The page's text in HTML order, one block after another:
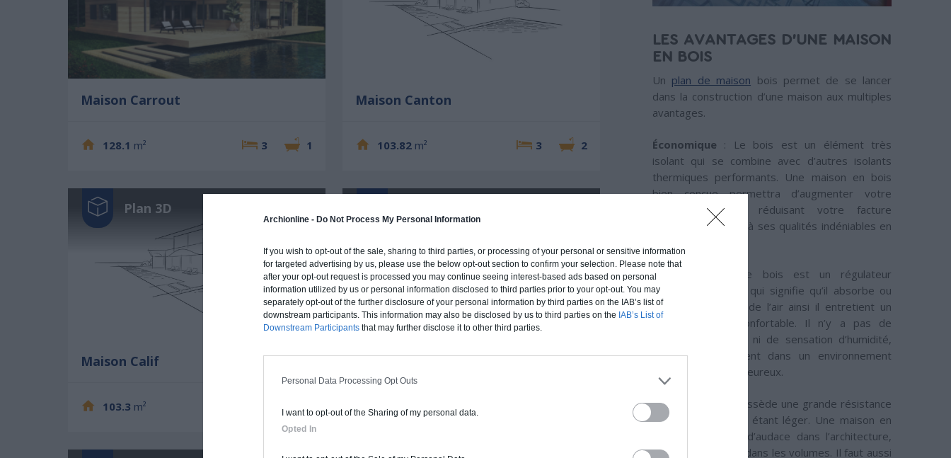
Archionline - Do Not Process My Personal Information
If you wish to opt-out of the sale, sharing to third parties, or processing of your personal or sensitive information
for targeted advertising by us, please use the below opt-out section to confirm your selection. Please note that
after your opt-out request is processed you may continue seeing interest-based ads based on personal
information utilized by us or personal information disclosed to third parties prior to your opt-out. You may
separately opt-out of the further disclosure of your personal information by third parties on the IAB’s list of
downstream participants. This information may also be disclosed by us to third parties on the IAB’s List of
Downstream Participants that may further disclose it to other third parties.
Personal Data Processing Opt Outs
I want to opt-out of the Sharing of my personal data.
Opted In
Maison Carrout
128.1 m² 3 1
Maison Canton
103.82 m² 3 2
Plan 3D
Maison Calif
103.3 m² 1
Maison Cadillac
150.4 m²
LES AVANTAGES D’UNE MAISON
EN BOIS
Un plan de maison bois permet de se lancer
dans la construction d’une maison aux multiples
avantages.
Économique : Le bois est un élément très
isolant qui se combine avec d’autres isolants
thermiques performants. Une maison en bois
bien conçue permettra d’augmenter votre
confort tout en réduisant votre facture
énergétique grâce à ses qualités indéniables en
Confortable
: Le bois est un régulateur
hygrométrique, ce qui signifie qu’il absorbe ou
restitue l’humidité de l’air ainsi il entretient un
climat saint et confortable. Il n’y a pas de
sensation de froid ni de sensation d’humidité,
ses habitants vivent dans un environnement
serein, doux et chaleureux.
Solide
: Le bois possède une grande résistance
mécanique tout en étant léger. Une maison en
bois permet plus d’audace dans l’architecture,
plus de souplesse dans les volumes. Il faut aussi